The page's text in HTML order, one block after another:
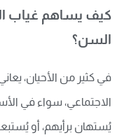
كيف يساهم غياب
السن؟
في كثير من الأحيان،
الاجتماعي، سواء في
يُستهان برأيهم، أو